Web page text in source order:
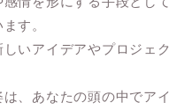
す。
いアイデアやプロジェク
、あなたの頭の中でアイ